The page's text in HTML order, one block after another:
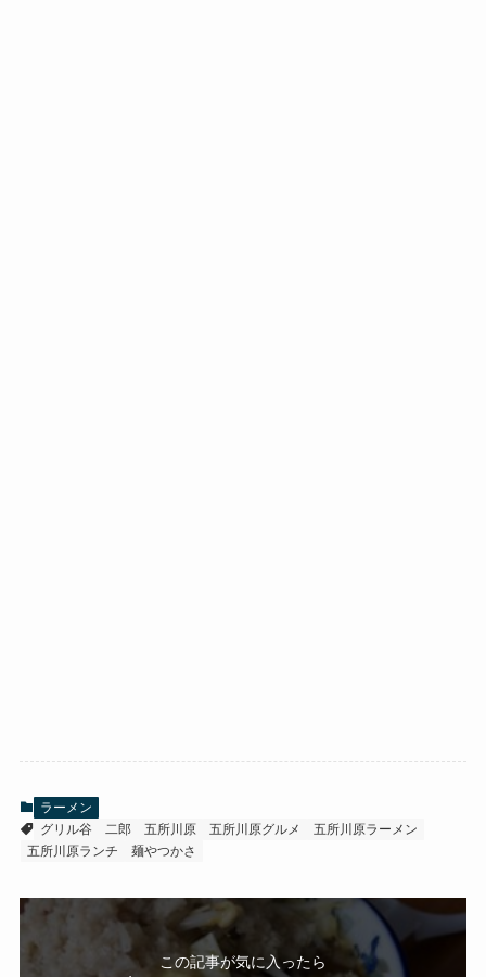
ラーメン
グリル谷
二郎 五所川原 五所川原グルメ
五所川原ラーメン
五所川原ランチ
麺やつかさ
この記事が気に入ったら